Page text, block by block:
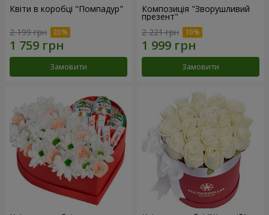
Квіти в коробці "Помпадур"
2 199 грн
Замовити
Композиція "Зворушливий
презент"
2 221 грн
Замовити